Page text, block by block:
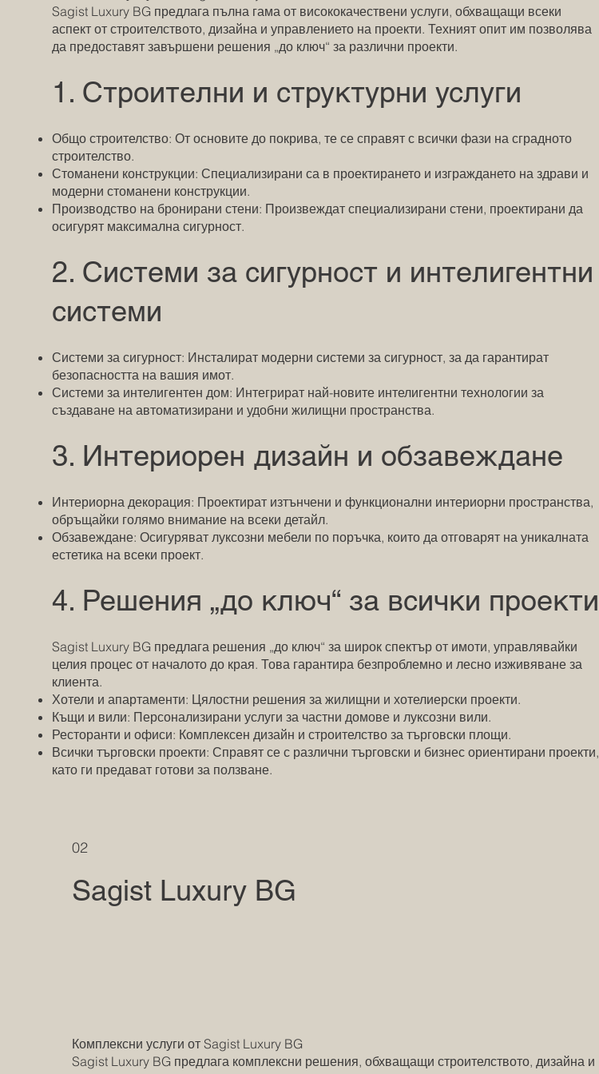
Sagist Luxury BG предлага пълна гама от висококачествени услуги, обхващащи всеки
аспект от строителството, дизайна и управлението на проекти. Техният опит им позволява
да предоставят завършени решения „до ключ“ за различни проекти.
1. Строителни и структурни услуги
Общо строителство: От основите до покрива, те се справят с всички фази на сградното
строителство.
Стоманени конструкции: Специализирани са в проектирането и изграждането на здрави и
модерни стоманени конструкции.
Производство на бронирани стени: Произвеждат специализирани стени, проектирани да
осигурят максимална сигурност.
2. Системи за сигурност и интелигентни
системи
Системи за сигурност: Инсталират модерни системи за сигурност, за да гарантират
безопасността на вашия имот.
Системи за интелигентен дом: Интегрират най-новите интелигентни технологии за
създаване на автоматизирани и удобни жилищни пространства.
3. Интериорен дизайн и обзавеждане
Интериорна декорация: Проектират изтънчени и функционални интериорни пространства,
обръщайки голямо внимание на всеки детайл.
Обзавеждане: Осигуряват луксозни мебели по поръчка, които да отговарят на уникалната
естетика на всеки проект.
4. Решения „до ключ“ за всички проекти
Sagist Luxury BG предлага решения „до ключ“ за широк спектър от имоти, управлявайки
целия процес от началото до края. Това гарантира безпроблемно и лесно изживяване за
клиента.
Хотели и апартаменти: Цялостни решения за жилищни и хотелиерски проекти.
Къщи и вили: Персонализирани услуги за частни домове и луксозни вили.
Ресторанти и офиси: Комплексен дизайн и строителство за търговски площи.
Всички търговски проекти: Справят се с различни търговски и бизнес ориентирани проекти,
като ги предават готови за ползване.
02
Sagist Luxury BG
Комплексни услуги от Sagist Luxury BG
Sagist Luxury BG предлага комплексни решения, обхващащи строителството, дизайна и